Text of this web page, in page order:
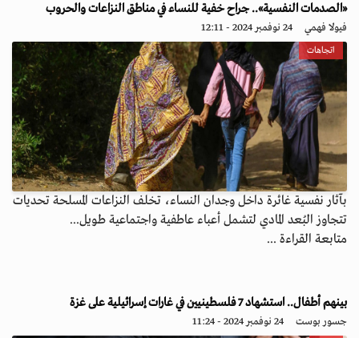
«الصدمات النفسية».. جراح خفية للنساء في مناطق النزاعات والحروب
فيولا فهمي 24 نوفمبر 2024 - 12:11
اتجاهات
بآثار نفسية غائرة داخل وجدان النساء، تخلف النزاعات المسلحة تحديات
تتجاوز البُعد المادي لتشمل أعباء عاطفية واجتماعية طويل...
متابعة القراءة ...
بينهم أطفال.. استشهاد 7 فلسطينيين في غارات إسرائيلية على غزة
جسور بوست 24 نوفمبر 2024 - 11:24